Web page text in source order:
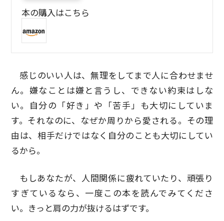
本の購入はこちら
感じのいい人は、無理をしてまで人に合わせませ
ん。嫌なことは嫌と言うし、できない約束はしな
い。自分の「好き」や「苦手」も大切にしていま
す。それなのに、なぜか周りから愛される。その理
由は、相手だけではなく自分のことも大切にしてい
るから。
もしあなたが、人間関係に疲れていたり、頑張り
すぎているなら、一度この本を読んでみてくださ
い。きっと肩の力が抜けるはずです。